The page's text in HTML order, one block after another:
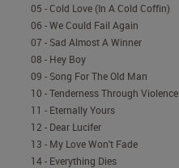
05 - Cold Love (In A Cold Coffin)
06 - We Could Fail Again
07 - Sad Almost A Winner
08 - Hey Boy
09 - Song For The Old Man
10 - Tenderness Through Violence
11 - Eternally Yours
12 - Dear Lucifer
13 - My Love Won't Fade
14 - Everything Dies